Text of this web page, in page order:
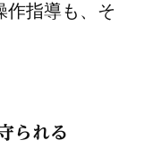
作指導も、そ
られる